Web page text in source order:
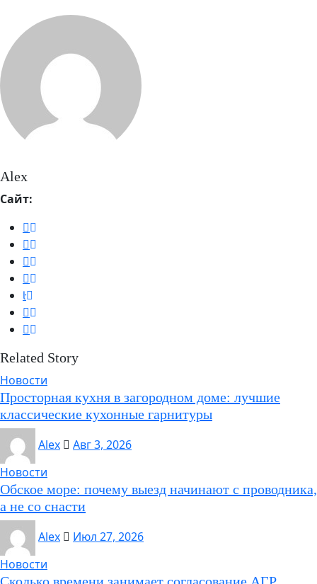
Alex
Сайт:
Related Story
Новости
Просторная кухня в загородном доме: лучшие
классические кухонные гарнитуры
Alex
Авг 3, 2026
Новости
Обское море: почему выезд начинают с проводника,
а не со снасти
Alex
Июл 27, 2026
Новости